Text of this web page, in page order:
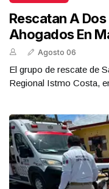
Rescatan A
Ahogados En
Agosto 06
El grupo de rescate de
Regional Istmo Costa,